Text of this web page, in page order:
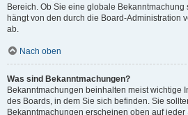
Bereich. Ob Sie eine globale
hängt von den durch die Board-Administration
ab.
Nach oben
Was sind Bekanntmachungen?
Bekanntmachungen beinhalten meist wichtige
des Boards, in dem Sie sich befinden. Sie
Bekanntmachungen erscheinen oben auf jeder